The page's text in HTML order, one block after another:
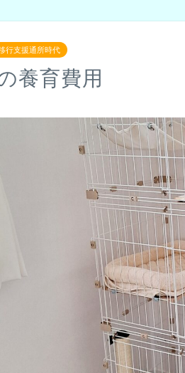
行支援通所時代
養育費用